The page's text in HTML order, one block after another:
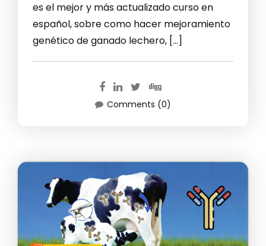
es el mejor y más actualizado curso en
español, sobre como hacer mejoramiento
genético de ganado lechero, […]
Comments (0)